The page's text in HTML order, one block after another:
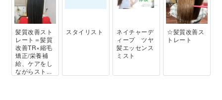
髪質改善スト
レート＝髪質
改善TR×縮毛
矯正/栄養補
給、ケアをし
ながらスト...
スタイリスト
ネイチャーデ
ィープ ツヤ
髪エッセンス
ミスト
☆髪質改善ス
トレート